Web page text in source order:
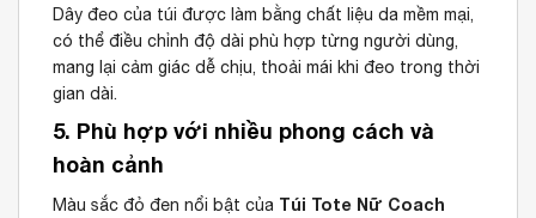
Dây đeo của túi được làm bằng chất liệu da mềm mại,
có thể điều chỉnh độ dài phù hợp từng người dùng,
mang lại cảm giác dễ chịu, thoải mái khi đeo trong thời
gian dài.
5. Phù hợp với nhiều phong cách và
hoàn cảnh
Màu sắc đỏ đen nổi bật của Túi Tote Nữ Coach